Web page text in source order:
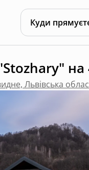
Куди
на
Львівська